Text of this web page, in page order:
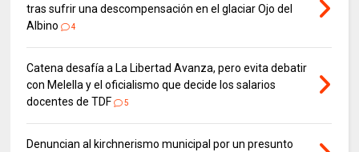
tras sufrir una descompensación en el glaciar Ojo del
Albino
4
Catena desafía a La Libertad Avanza, pero evita debatir
con Melella y el oficialismo que decide los salarios
docentes de TDF
5
Denuncian al kirchnerismo municipal por un presunto